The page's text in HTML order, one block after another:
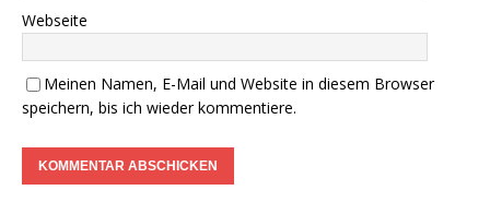
Webseite
Meinen Namen, E-Mail und Website in diesem Browser
speichern, bis ich wieder kommentiere.